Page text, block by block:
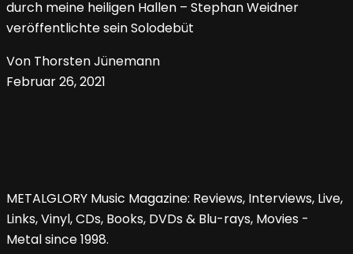
durch meine heiligen Hallen – Stephan Weidner
veröffentlichte sein Solodebüt
Von Thorsten Jünemann
Februar 26, 2021
METALGLORY Music Magazine: Reviews, Interviews, Live,
Links, Vinyl, CDs, Books, DVDs & Blu-rays, Movies -
Metal since 1998.